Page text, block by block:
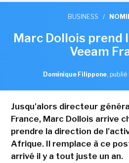
BUSINESS /
Marc Dollois prend
Veeam
Dominique Filippone, publié
Jusqu'alors directeur
France, Marc Dollois arrive
prendre la direction de
Afrique. Il remplace à ce
arrivé il y a tout juste un an.